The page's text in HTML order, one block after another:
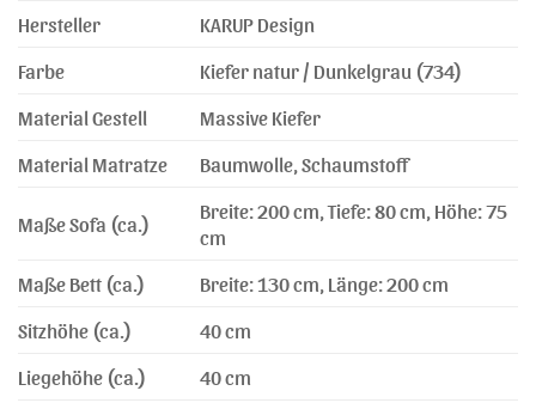
Hersteller
KARUP Design
Farbe
Kiefer natur / Dunkelgrau (734)
Material Gestell
Massive Kiefer
Material Matratze
Baumwolle, Schaumstoff
Maße Sofa (ca.)
Breite: 200 cm, Tiefe: 80 cm, Höhe: 75
cm
Maße Bett (ca.)
Breite: 130 cm, Länge: 200 cm
Sitzhöhe (ca.)
40 cm
Liegehöhe (ca.)
40 cm